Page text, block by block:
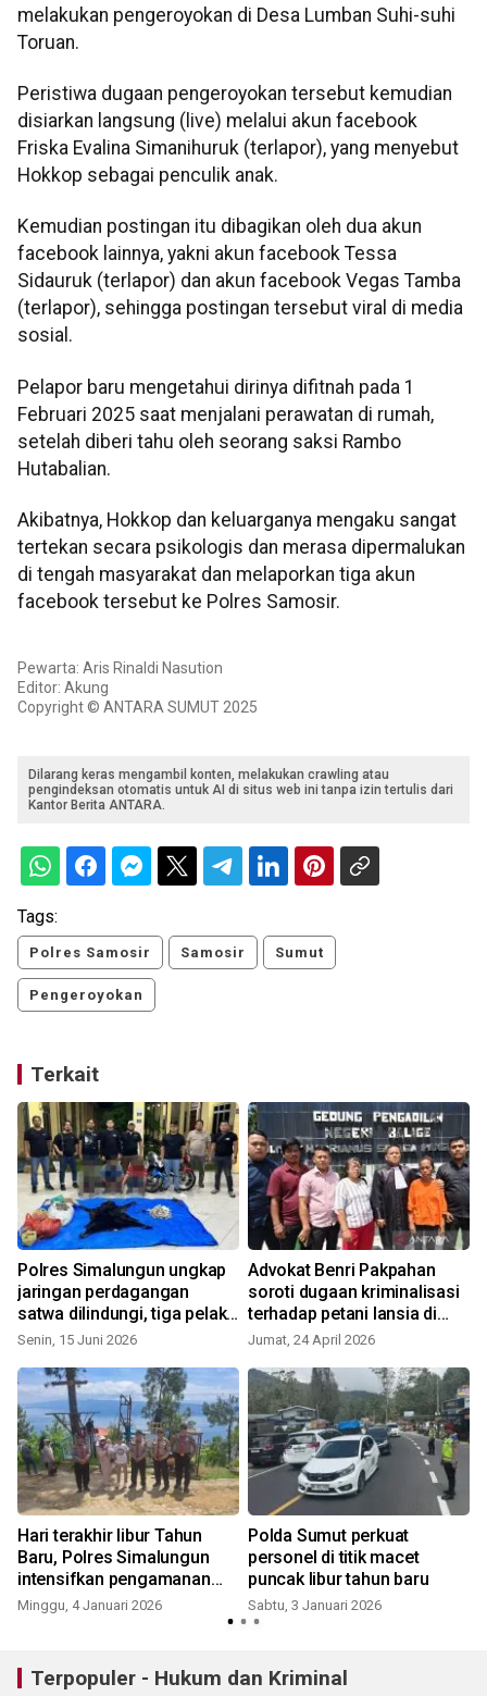
melakukan pengeroyokan di Desa Lumban Suhi-suhi
Toruan.
Peristiwa dugaan pengeroyokan tersebut kemudian
disiarkan langsung (live) melalui akun facebook
Friska Evalina Simanihuruk (terlapor), yang menyebut
Hokkop sebagai penculik anak.
Kemudian postingan itu dibagikan oleh dua akun
facebook lainnya, yakni akun facebook Tessa
Sidauruk (terlapor) dan akun facebook Vegas Tamba
(terlapor), sehingga postingan tersebut viral di media
sosial.
Pelapor baru mengetahui dirinya difitnah pada 1
Februari 2025 saat menjalani perawatan di rumah,
setelah diberi tahu oleh seorang saksi Rambo
Hutabalian.
Akibatnya, Hokkop dan keluarganya mengaku sangat
tertekan secara psikologis dan merasa dipermalukan
di tengah masyarakat dan melaporkan tiga akun
facebook tersebut ke Polres Samosir.
Pewarta: Aris Rinaldi Nasution
Editor: Akung
Copyright © ANTARA SUMUT 2025
Dilarang keras mengambil konten, melakukan crawling atau
pengindeksan otomatis untuk AI di situs web ini tanpa izin tertulis dari
Kantor Berita ANTARA.
Tags:
Polres Samosir Samosir Sumut
Pengeroyokan
Terkait
Polres Simalungun ungkap
jaringan perdagangan
satwa dilindungi, tiga pelaku
dibekuk
Senin, 15 Juni 2026
Advokat Benri Pakpahan
soroti dugaan kriminalisasi
terhadap petani lansia di
Samosir
Jumat, 24 April 2026
Hari terakhir libur Tahun
Baru, Polres Simalungun
intensifkan pengamanan
wisata Danau Toba
Minggu, 4 Januari 2026
Polda Sumut perkuat
personel di titik macet
puncak libur tahun baru
Sabtu, 3 Januari 2026
Terpopuler - Hukum dan Kriminal